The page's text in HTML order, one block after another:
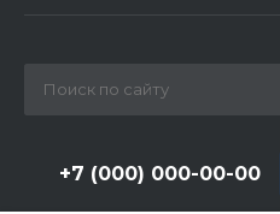
+7 (000) 000-00-00